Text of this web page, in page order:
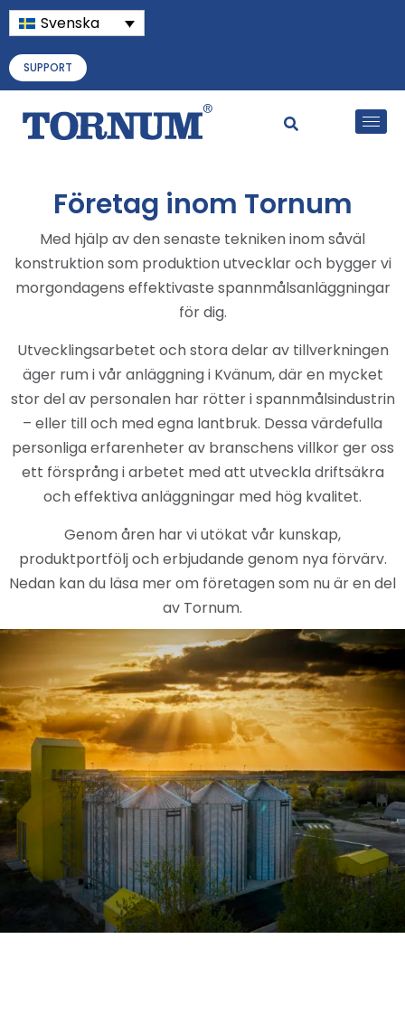
Svenska
SUPPORT
Företag inom Tornum
Med hjälp av den senaste tekniken inom såväl
konstruktion som produktion utvecklar och bygger vi
morgondagens effektivaste spannmålsanläggningar
för dig.
Utvecklingsarbetet och stora delar av tillverkningen
äger rum i vår anläggning i Kvänum, där en mycket
stor del av personalen har rötter i spannmålsindustrin
– eller till och med egna lantbruk. Dessa värdefulla
personliga erfarenheter av branschens villkor ger oss
ett försprång i arbetet med att utveckla driftsäkra
och effektiva anläggningar med hög kvalitet.
Genom åren har vi utökat vår kunskap,
produktportfölj och erbjudande genom nya förvärv.
Nedan kan du läsa mer om företagen som nu är en del
av Tornum.